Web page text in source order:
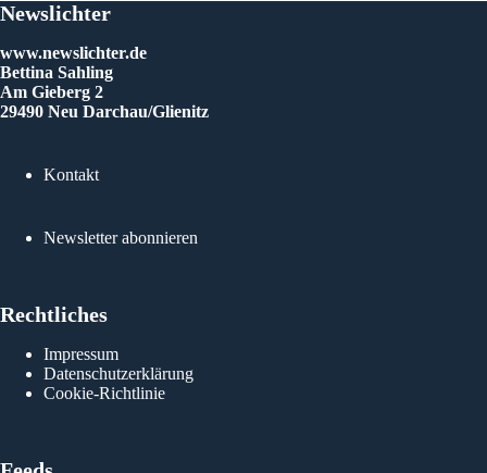
Newslichter
www.newslichter.de
Bettina Sahling
Am Gieberg 2
29490 Neu Darchau/Glienitz
Kontakt
Newsletter abonnieren
Rechtliches
Impressum
Datenschutzerklärung
Cookie-Richtlinie